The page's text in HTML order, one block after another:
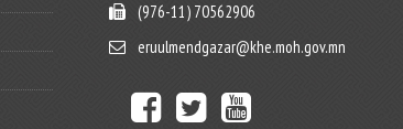
(976-11) 70562906
eruulmendgazar@khe.moh.gov.mn